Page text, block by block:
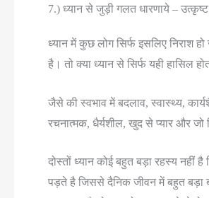
7.) ध्यान से जुड़ी गलत धारणाये –
ध्यान में कुछ लोग सिर्फ इसलिए निराश
है। तो क्या ध्यान से सिर्फ यही हासिल
जैसे की स्वभाव में बदलाव, स्वास्थ्य,
रचनात्मक, धैर्यशील, खुद से प्यार और
दोस्तों ध्यान कोई बहुत बड़ा रहस्य
पड़ते है जिससे दैनिक जीवन में बहुत